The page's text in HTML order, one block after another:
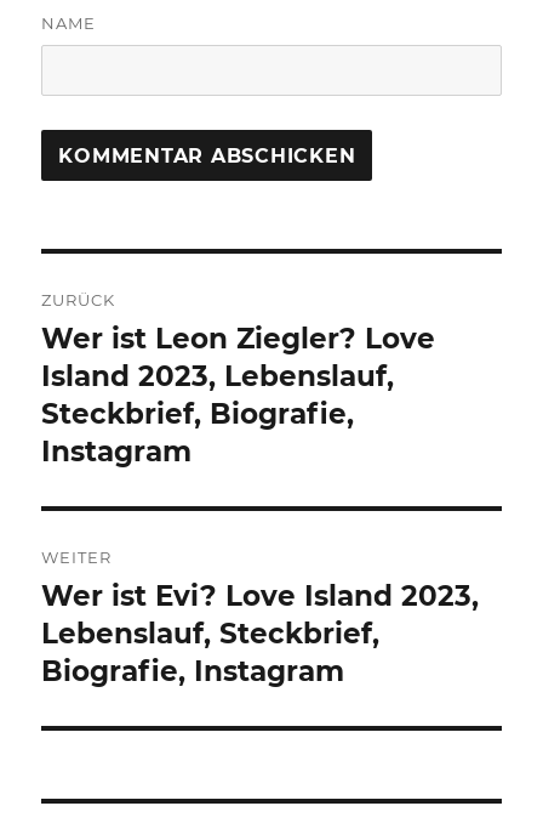
NAME
ZURÜCK
Vorheriger
Beitrag:
Wer ist Leon Ziegler? Love
Island 2023, Lebenslauf,
Steckbrief, Biografie,
Instagram
WEITER
Nächster
Beitrag:
Wer ist Evi? Love Island 2023,
Lebenslauf, Steckbrief,
Biografie, Instagram